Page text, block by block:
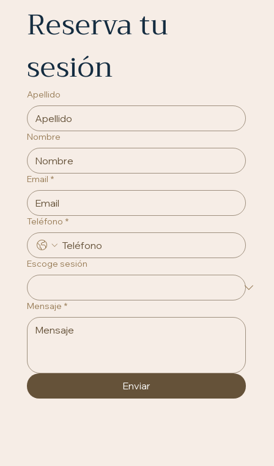
Reserva tu
sesión
Apellido
Nombre
Email *
Teléfono *
Escoge sesión
Mensaje *
Enviar